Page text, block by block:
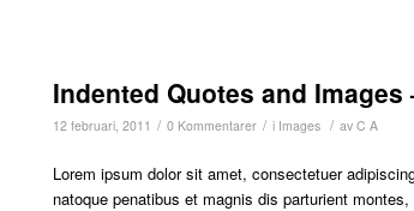
Indented Quotes and Images
12 februari, 2011 / 0 Kommentarer / i Images / av C A
Lorem ipsum dolor sit amet, consectetuer
natoque penatibus et magnis dis parturient